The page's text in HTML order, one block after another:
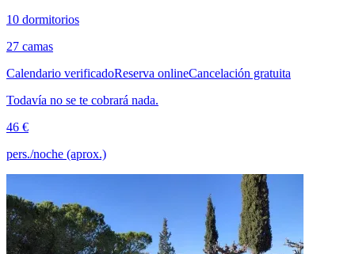
10 dormitorios
27 camas
Calendario verificadoReserva onlineCancelación gratuita
Todavía no se te cobrará nada.
46 €
pers./noche (aprox.)